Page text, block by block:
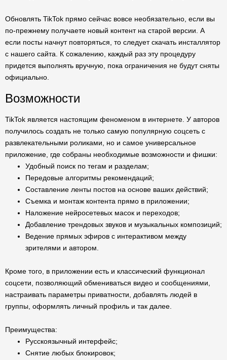
Обновлять TikTok прямо сейчас вовсе необязательно, если вы
по-прежнему получаете новый контент на старой версии. А
если посты начнут повторяться, то следует скачать инсталлятор
с нашего сайта. К сожалению, каждый раз эту процедуру
придется выполнять вручную, пока ограничения не будут сняты
официально.
Возможности
TikTok является настоящим феноменом в интернете. У авторов
получилось создать не только самую популярную соцсеть с
развлекательными роликами, но и самое универсальное
приложение, где собраны необходимые возможности и фишки:
Удобный поиск по тегам и разделам;
Передовые алгоритмы рекомендаций;
Составление ленты постов на основе ваших действий;
Съемка и монтаж контента прямо в приложении;
Наложение нейросетевых масок и переходов;
Добавление трендовых звуков и музыкальных композиций;
Ведение прямых эфиров с интерактивом между
зрителями и автором.
Кроме того, в приложении есть и классический функционал
соцсети, позволяющий обмениваться видео и сообщениями,
настраивать параметры приватности, добавлять людей в
группы, оформлять личный профиль и так далее.
Преимущества:
Русскоязычный интерфейс;
Снятие любых блокировок;